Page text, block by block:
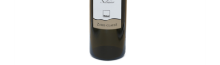
SHOP